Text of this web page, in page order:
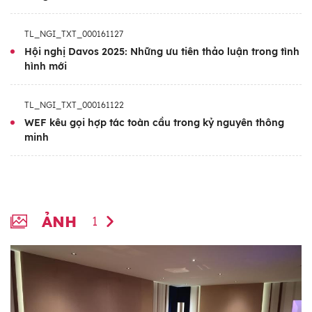
cơ hội mới là thông qua các phương pháp
tiếp cận hợp tác và sáng tạo.
TL_NGI_TXT_000161127
Hội nghị Davos 2025: Những ưu tiên thảo luận trong tình
hình mới
TL_NGI_TXT_000161122
WEF kêu gọi hợp tác toàn cầu trong kỷ nguyên thông
minh
ẢNH 1